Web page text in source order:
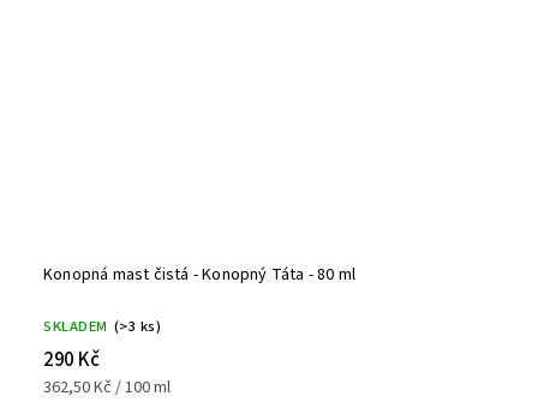
Konopná mast čistá - Konopný Táta - 80 ml
SKLADEM (>3 ks)
290 Kč
362,50 Kč / 100 ml